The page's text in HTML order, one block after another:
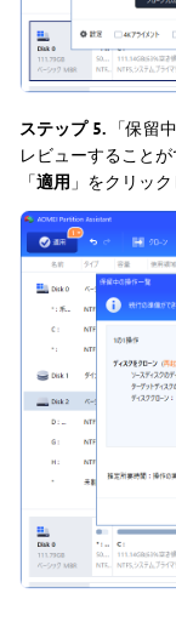
ステップ 5.
「保留
レビューすること
「適用 」をクリッ